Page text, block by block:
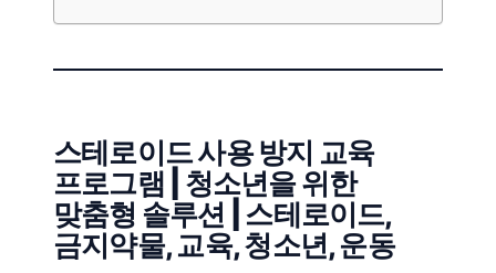
스테로이드 사용 방지 교육
프로그램 | 청소년을 위한
맞춤형 솔루션 | 스테로이드,
금지약물, 교육, 청소년, 운동